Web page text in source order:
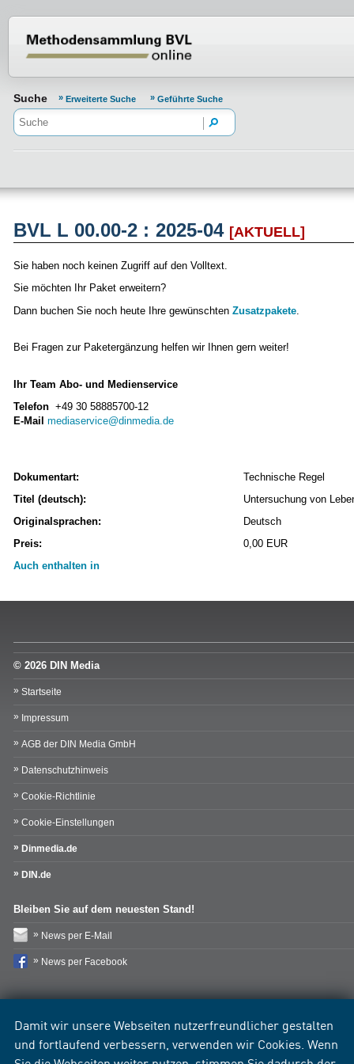
Damit wir unsere Webseiten nutzerfreundlicher gestalten
und fortlaufend verbessern, verwenden wir Cookies. Wenn
Suche Erweiterte Suche Geführte Suche
BVL L 00.00-2 : 2025-04 [AKTUELL]
Sie haben noch keinen Zugriff auf den Volltext.
Sie möchten Ihr Paket erweitern?
Dann buchen Sie noch heute Ihre gewünschten Zusatzpakete
Bei Fragen zur Paketergänzung helfen wir Ihnen gern weiter!
Ihr Team Abo- und Medienservice
Telefon +49 30 58885700-12
E-Mail mediaservice@dinmedia.de
Dokumentart:
Technische Regel
Titel (deutsch):
Untersuchung von
Originalsprachen:
Deutsch
Preis:
0,00 EUR
Auch enthalten in
© 2026 DIN Media
Startseite
Impressum
AGB der DIN Media GmbH
Datenschutzhinweis
Cookie-Richtlinie
Cookie-Einstellungen
Dinmedia.de
DIN.de
Bleiben Sie auf dem neuesten Stand!
News per E-Mail
News per Facebook